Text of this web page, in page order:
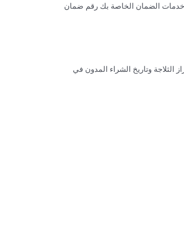
خدمات الضمان الخاصة بك رقم ضمان
على طراز الثلاجة وتاريخ الشراء المدون في